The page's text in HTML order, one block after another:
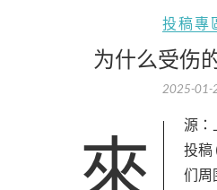
投稿專
为什么受伤
2025-01-
來源：上海／心靈白開水
投稿
们周